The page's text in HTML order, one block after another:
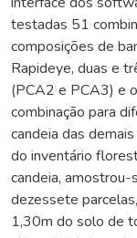
testadas 51
composições de
Rapideye, duas e
(PCA2 e PCA3) e
combinação para
candeia das
do inventário
candeia,
dezessete
1,30m do solo de